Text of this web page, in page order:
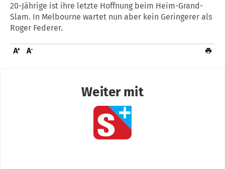
20-Jährige ist ihre letzte Hoffnung beim Heim-Grand-
Slam. In Melbourne wartet nun aber kein Geringerer als
Roger Federer.